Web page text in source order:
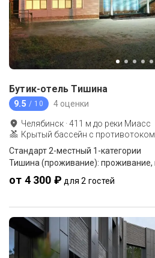
Бутик-отель Тишина
9.5 / 10 4 оценки
Челябинск ·411 м до реки Миасс
Крытый бассейн с противотоком
Стандарт 2-местный 1-категории
от 4 300 ₽ для 2 гостей